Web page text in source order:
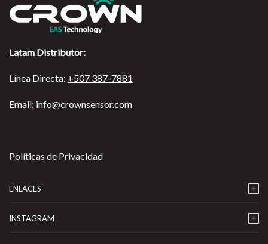
Latam Distributor:
Línea Directa: +507 387-7881
Email: info@crownsensor.com
Políticas de Privacidad
ENLACES
INSTAGRAM